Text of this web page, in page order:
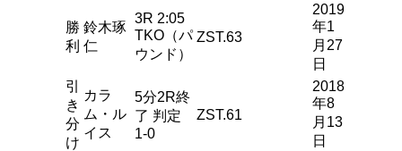
勝
利
鈴木琢
仁
3R 2:05
TKO（パ
ウンド）
ZST.63
2019
年1
月27
日
引
き
分
け
カラ
ム・ル
イス
5分2R終
了 判定
1-0
ZST.61
2018
年8
月13
日